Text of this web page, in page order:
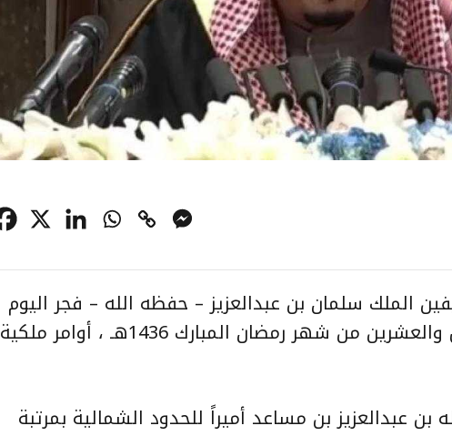
الملك سلمان بن عبدالعزيز – حفظه الله – فجر اليوم
الأثنين الموافق السادس والعشرين من شهر رمضان المبارك 1436هـ ، أوامر ملكية
عبدالعزيز بن مساعد أميراً للحدود الشمالية بمرتبة